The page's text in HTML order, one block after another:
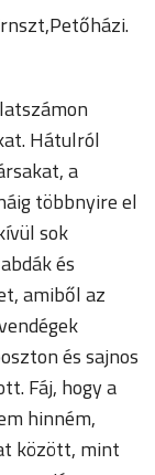
Hátulról
a
többnyire el
sok
és
amiből az
és sajnos
Fáj, hogy a
hinném,
között, mint